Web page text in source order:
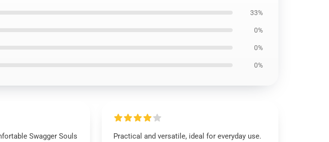
33%
0%
0%
0%
Swagger Souls
Practical and versatile, ideal for everyday use.